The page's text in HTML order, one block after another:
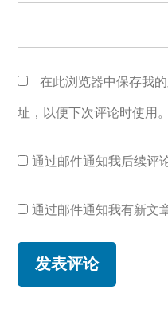
在此浏览器中保存我
址，以便下次评论时使用。
通过邮件通知我后续评
通过邮件通知我有新文